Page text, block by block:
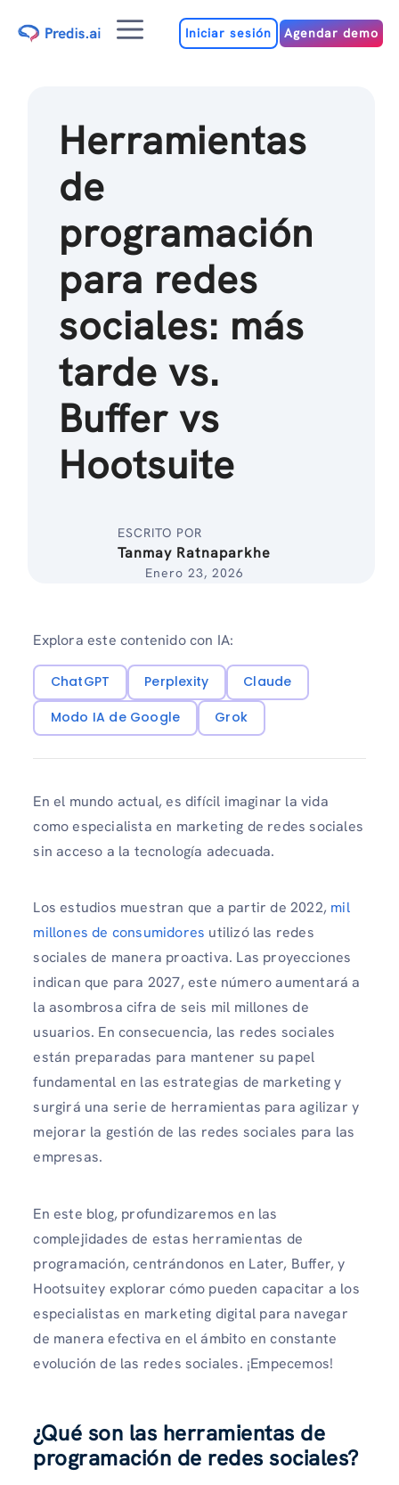
MenúIniciar sesión Agendar demo
Herramientas
de
programación
para redes
sociales: más
tarde vs.
Buffer vs
Hootsuite
ESCRITO POR
Tanmay Ratnaparkhe
Enero 23, 2026
Explora este contenido con IA:
ChatGPT Perplexity
Claude
Modo IA de Google
Grok
En el mundo actual, es difícil imaginar la vida
como especialista en marketing de redes sociales
sin acceso a la tecnología adecuada.
Los estudios muestran que a partir de 2022, mil
millones de consumidores utilizó las redes
sociales de manera proactiva. Las proyecciones
indican que para 2027, este número aumentará a
la asombrosa cifra de seis mil millones de
usuarios. En consecuencia, las redes sociales
están preparadas para mantener su papel
fundamental en las estrategias de marketing y
surgirá una serie de herramientas para agilizar y
mejorar la gestión de las redes sociales para las
empresas.
En este blog, profundizaremos en las
complejidades de estas herramientas de
programación, centrándonos en Later, Buffer, y
Hootsuitey explorar cómo pueden capacitar a los
especialistas en marketing digital para navegar
de manera efectiva en el ámbito en constante
evolución de las redes sociales. ¡Empecemos!
¿Qué son las herramientas de
programación de redes sociales?